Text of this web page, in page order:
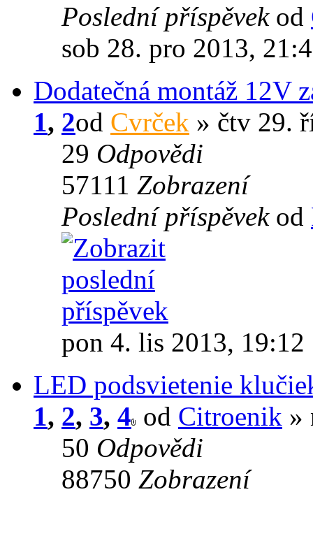
Poslední příspěvek od
sob 28. pro 2013,
Dodatečná montáž 12V
1, 2od Cvrček » čtv 29.
29 Odpovědi
57111 Zobrazení
Poslední příspěvek od
pon 4. lis 2013, 19:12
LED podsvietenie
1, 2, 3, 4 od Citroenik »
50 Odpovědi
88750 Zobrazení